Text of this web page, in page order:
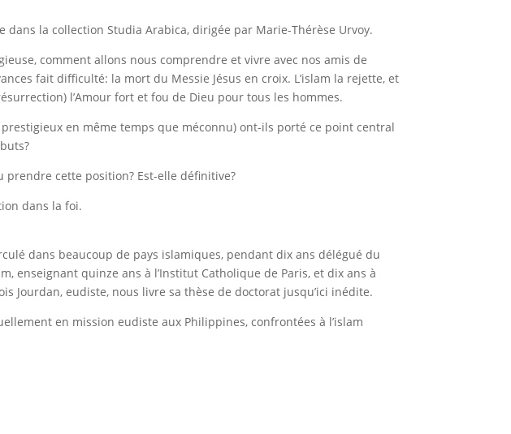
dans la collection Studia Arabica, dirigée par Marie-Thérèse Urvoy.
comment allons nous comprendre et vivre avec nos amis de
fait difficulté: la mort du Messie Jésus en croix. L’islam la rejette, et
l’Amour fort et fou de Dieu pour tous les hommes.
prestigieux en même temps que méconnu) ont-ils porté ce point central
cette position? Est-elle définitive?
dans la foi.
dans beaucoup de pays islamiques, pendant dix ans délégué du
enseignant quinze ans à l’Institut Catholique de Paris, et dix ans à
Jourdan, eudiste, nous livre sa thèse de doctorat jusqu’ici inédite.
en mission eudiste aux Philippines, confrontées à l’islam